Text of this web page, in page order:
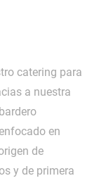
catering para
a nuestra
en
de
y de primera